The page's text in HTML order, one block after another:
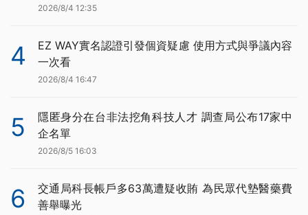
2026/8/4 12:35
4
EZ WAY實名認證引發個資疑慮 使用方式與爭議內容
一次看
2026/8/4 16:47
5
隱匿身分在台非法挖角科技人才 調查局公布17家中
企名單
2026/8/5 16:03
6
交通局科長帳戶多63萬遭疑收賄 為民眾代墊醫藥費
善舉曝光